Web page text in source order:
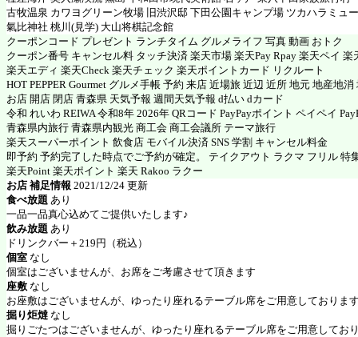
古牧温泉 カワヨグリーン牧場 旧渋沢邸 下田公園キャンプ場 ツカハラミュ
氣比神社 桃川(見学) 大山将棋記念館
クーポンコード プレゼント ランチタイム グルメライフ 写真 動画 おトク
クーポン番号 キャンセル料 タッチ決済 楽天市場 楽天Pay Rpay 楽天ペイ 楽
楽天エディ 楽天Check 楽天チェック 楽天ポイントカード リクルート
HOT PEPPER Gourmet グルメ手帳 予約 来店 近場旅 近辺 近所 地元 地産地
お店 開店 閉店 青森県 天気予報 週間天気予報 d払い dカード
令和 れいわ REIWA 令和8年 2026年 QRコード PayPayポイント ペイペイ
青森県内旅行 青森県内観光 商工会 商工会議所 テーマ旅行
楽天スーパーポイント 飲食店 モバイル決済 SNS 学割 キャンセル料金
即予約 予約完了した時点でご予約が確定。 テイクアウト ラクマ フリル 特
楽天Point 楽天ポイント 楽天 Rakoo ラクー
お店 補足情報 2021/12/24 更新
食べ放題 あり
一品一品真心込めてご提供いたします♪
飲み放題 あり
ドリンクバー＋219円（税込）
個室 なし
個室はございませんが、お席をご考慮させて頂きます
座敷 なし
お座敷はございませんが、ゆったり座れるテーブル席をご用意しておりま
掘り炬燵 なし
掘りごたつはございませんが、ゆったり座れるテーブル席をご用意してお